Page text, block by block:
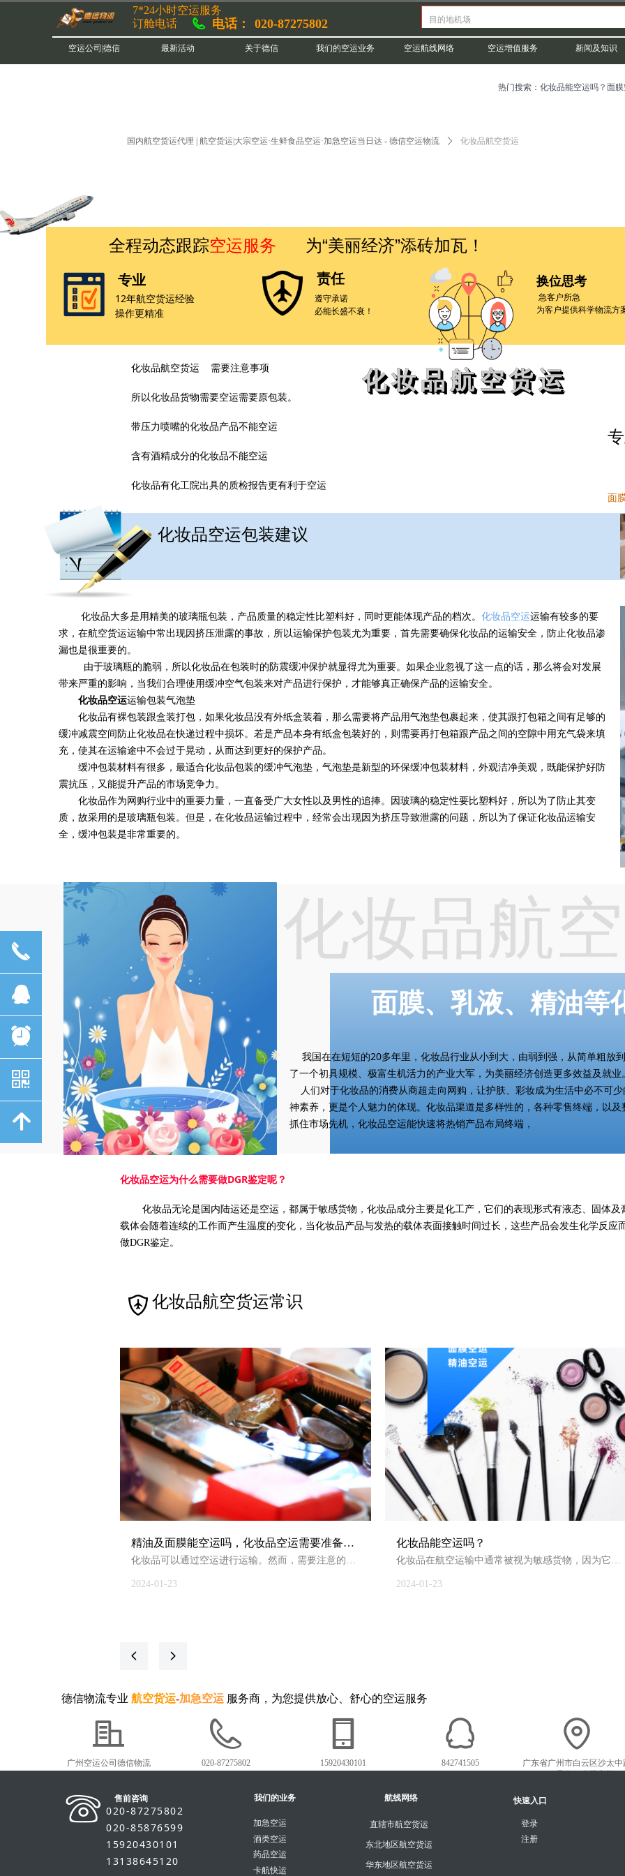
空运公司|德信 最新活动 关于德信 我们的空运业务 空运航线网络 空运增值服务 新闻及知识
7*24小时空运服务
订舱电话
电话： 020-87275802
面膜、乳液、精油等
化妆品航
我国在在短短的20多年里，化妆品行业从小到大，由弱到强，从简单粗放
了一个初具规模、极富生机活力的产业大军，为美丽经济创造更多效益及就
人们对于化妆品的消费从商超走向网购，让护肤、彩妆成为生活中必不可
神素养，更是个人魅力的体现。化妆品渠道是多样性的，各种零售终端，以
抓住市场先机， 化妆品空运能快速将热销产品布局终端，
国内航空货运代理 | 航空货运|大宗空运·生鲜食品空运·加急空运当日达 - 德信空运物流 ꄲ 化妆品航空货运
全程动态跟踪空运服务 为“美丽经济”添砖加瓦！
责任
遵守承诺
必能长盛不衰！
专业
12年航空货运经验
操作更精准
换位思考
急客户所急
为客户提供科学物流方
化妆品大多是用精美的玻璃瓶包装，产品质量的稳定性比塑料好，同时更能体现产品的档次。 化妆品空运运输有较多的要
求，在航空货运运输中常出现因挤压泄露的事故，所以运输保护包装尤为重要，首先需要确保化妆品的运输安全，防止化妆品渗
漏也是很重要的。
由于玻璃瓶的脆弱，所以化妆品在包装时的防震缓冲保护就显得尤为重要。如果企业忽视了这一点的话，那么将会对发展
带来严重的影响，当我们合理使用缓冲空气包装来对产品进行保护，才能够真正确保产品的运输安全。
化妆品空运运输包装气泡垫
化妆品有裸包装跟盒装打包，如果化妆品没有外纸盒装着，那么需要将产品用气泡垫包裹起来，使其跟打包箱之间有足够的
缓冲减震空间防止化妆品在快递过程中损坏。若是产品本身有纸盒包装好的，则需要再打包箱跟产品之间的空隙中用充气袋来填
充，使其在运输途中不会过于晃动，从而达到更好的保护产品。
缓冲包装材料有很多，最适合化妆品包装的缓冲气泡垫，气泡垫是新型的环保缓冲包装材料，外观洁净美观，既能保护好防
震抗压，又能提升产品的市场竞争力。
化妆品作为网购行业中的重要力量，一直备受广大女性以及男性的追捧。因玻璃的稳定性要比塑料好，所以为了防止其变
质，故采用的是玻璃瓶包装。但是，在化妆品运输过程中，经常会出现因为挤压导致泄露的问题，所以为了保证化妆品运输安
全，缓冲包装是非常重要的。
化妆品空运包装建议
化妆品空运为什么需要做DGR鉴定呢？
化妆品无论是国内陆运还是空运，都属于敏感货物，化妆品成分主要是化工产，它们的表现形式有液态、固体及
载体会随着连续的工作而产生温度的变化，当化妆品产品与发热的载体表面接触时间过长，这些产品会发生化学反应
做DGR鉴定。
化妆品航空货运 需要注意事项
所以化妆品货物需要空运需要原包装。
带压力喷嘴的化妆品产品不能空运
含有酒精成分的化妆品不能空运
化妆品有化工院出具的质检报告更有利于空运
面
热门搜索：化妆品能空运吗？面
化妆品航空货运
化妆品航空货运常识
精油及面膜能空运吗，化妆品空运需要准备哪
些资料
化妆品可以通过空运进行运输。然而，需要注意的
些成分而无法通过航空货运公司进行空运。
2024-01-23
化妆品能空运吗？
化妆品在航空运输中通常被视为敏感货物，因为它们
2024-01-23
넳 넲
加急空运
酒类空运
药品空运
卡航快运
我们的业务
直辖市航空货运
东北地区航空货运
华东地区航空货运
航线网络
登录
注册
快速入口
售前咨询
020-87275802
020-85876599
15920430101
13138645120
广州空运公司德信物流 020-87275802 15920430101 842741505
广东省广州市白云区沙太中
德信物流专业 航空货运-加急空运 服务商，为您提供放心、舒心的空运服务
끅
뀩
뀥
낃
녕